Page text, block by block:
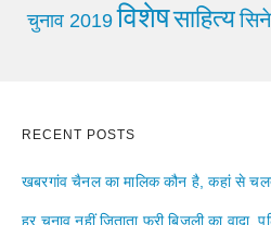
चुनाव 2019 विशेषसाहित्य
RECENT POSTS
खबरगांव चैनल का मालिक कौन है, कहां से
हर चुनाव नहीं जिताता फ्री बिजली का वादा,